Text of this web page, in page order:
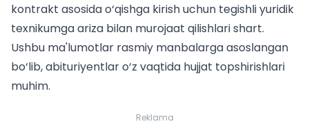
kontrakt asosida o‘qishga kirish uchun tegishli yuridik
texnikumga ariza bilan murojaat qilishlari shart.
Ushbu ma'lumotlar rasmiy manbalarga asoslangan
bo‘lib, abituriyentlar o‘z vaqtida hujjat topshirishlari
muhim.
Reklama